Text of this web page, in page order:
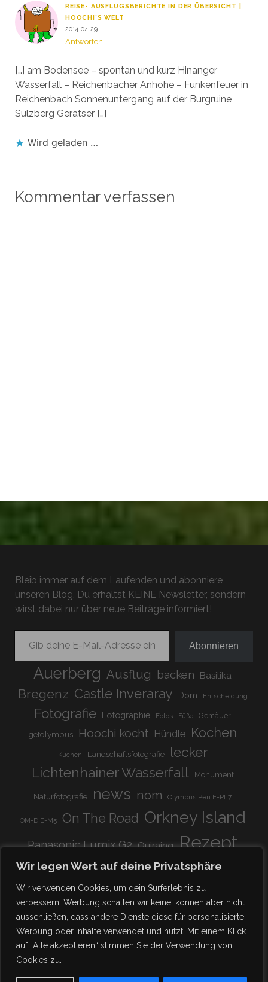
Wir legen Wert auf deine Privatsphäre
Wir verwenden Cookies, um dein Surferlebnis zu
verbessern. Werbung schalten wir keine, können aber nicht
ausschließen, dass andere Dienste diese für personalisierte
Werbung oder Inhalte verwendet und nutzt. Mit einem Klick
auf „Alle akzeptieren“ stimmen Sie der Verwendung von
Cookies zu.
REISE- AUSFLUGSBERICHTE IN DER ÜBERSICHT |
HOOCHI´S WELT
2014-04-29
Antworten
[…] am Bodensee – spontan und kurz Hinanger
Wasserfall – Reichenbacher Anhöhe – Funkenfeuer in
Reichenbach Sonnenuntergang auf der Burgruine
Sulzberg Geratser […]
Wird geladen …
Kommentar verfassen
Bleib immer auf dem Laufenden und abonniere
unseren Blog. Du erhältst KEINE Newsletter, sondern
wirst dabei nur über neue Beiträge informiert!
Gib deine E-Mail-Adresse ein ...
Abonnieren
Auerberg Ausflug backen Basilika
Bregenz Castle Inveraray Dom Entscheidung
Fotografie Fotographie Fotos Füße Gemäuer
getolympus Hoochi kocht Hündle Kochen
Kuchen Landschaftsfotografie lecker
Lichtenhainer Wasserfall Monument
Naturfotografie news nom Olympus Pen E-PL7
OM-D E-M5 On The Road Orkney Island
Panasonic Lumix G2 Quiraing Rezept
Rundreise schnell & einfach Scotland
Stadion super lecker Systemkamera
vegetarisch Viadukt weitnau woooohoooo!!!!
zu Hause ♥